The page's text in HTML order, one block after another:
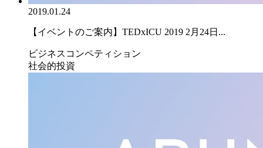
2019.01.24
【イベントのご案内】TEDxICU 2019 2月24日...
ビジネスコンペティション
社会的投資